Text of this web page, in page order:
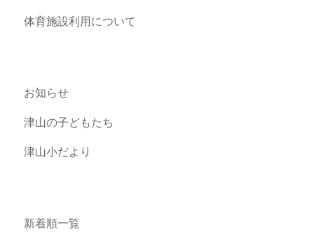
体育施設利用について
お知らせ
津山の子どもたち
津山小だより
新着順一覧